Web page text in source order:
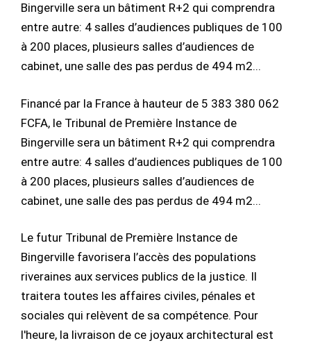
Bingerville sera un bâtiment R+2 qui comprendra
entre autre: 4 salles d’audiences publiques de 100
à 200 places, plusieurs salles d’audiences de
cabinet, une salle des pas perdus de 494 m2...
Financé par la France à hauteur de 5 383 380 062
FCFA, le Tribunal de Première Instance de
Bingerville sera un bâtiment R+2 qui comprendra
entre autre: 4 salles d’audiences publiques de 100
à 200 places, plusieurs salles d’audiences de
cabinet, une salle des pas perdus de 494 m2...
Le futur Tribunal de Première Instance de
Bingerville favorisera l’accès des populations
riveraines aux services publics de la justice. Il
traitera toutes les affaires civiles, pénales et
sociales qui relèvent de sa compétence. Pour
l'heure, la livraison de ce joyaux architectural est